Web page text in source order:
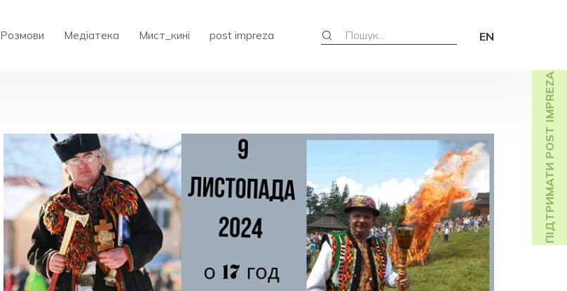
Розмови Медіатека Мист_кині post impreza EN
ПІДТРИМАТИ POST IMPREZA